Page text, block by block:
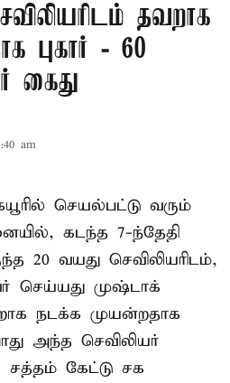
தவறாக
புகார் - 60
கைது
am
செயல்பட்டு வரும்
கடந்த 7-ந்தேதி
20 வயது செவிலியரிடம்,
செய்யது முஷ்டாக்
நடக்க முயன்றதாக
அந்த செவிலியர்
சத்தம் கேட்டு சக